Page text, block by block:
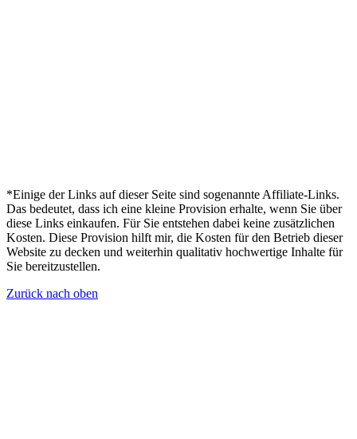
*Einige der Links auf dieser Seite sind sogenannte Affiliate-Links.
Das bedeutet, dass ich eine kleine Provision erhalte, wenn Sie über
diese Links einkaufen. Für Sie entstehen dabei keine zusätzlichen
Kosten. Diese Provision hilft mir, die Kosten für den Betrieb dieser
Website zu decken und weiterhin qualitativ hochwertige Inhalte für
Sie bereitzustellen.
Zurück nach oben